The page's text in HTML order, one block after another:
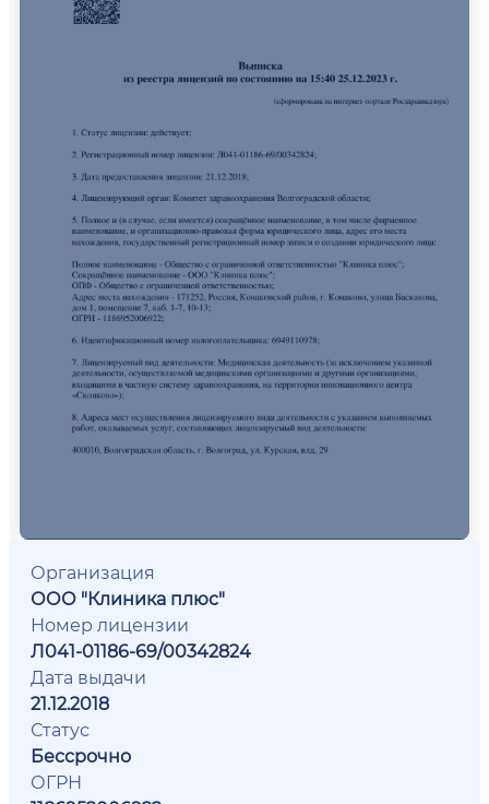
Организация
ООО "Клиника плюс"
Номер лицензии
Л041-01186-69/00342824
Дата выдачи
21.12.2018
Статус
Бессрочно
ОГРН